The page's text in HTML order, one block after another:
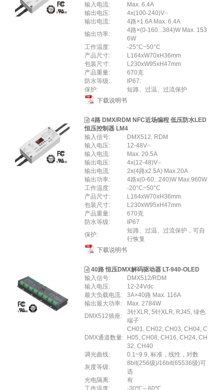
输入电流:
Max. 6.4A
输出电压:
4x(100-240)V⎓
输出电流:
4路×1.6A Max. 6.4A
输出功率:
4路×(0-160...384)W Max. 153
6W
工作温度:
-25°C~50°C
产品尺寸:
L164xW70xH36mm
包装尺寸:
L230xW95xH47mm
产品重量:
670克
防水等级:
IP67:
保护:
短路、过温、过流保护
下载说明书
4路 DMX/RDM NFC近场编程 低压防水LED
恒压控制器 LM4
输入信号:
DMX512, RDM
输入电压:
12-48V⎓
输入电流:
Max. 20.5A
输出电压:
4x(12-48)V⎓
输出电流:
2x(4路x2.5A) Max.20A
输出功率:
4路x(0-60...240)W Max.960W
工作温度:
-20°C~50°C
产品尺寸:
L164xW70xH36mm
包装尺寸:
L230xW95xH47mm
产品重量:
670克
防水等级:
IP67
保护:
短路、过温、过流保护，可自
行恢复
下载说明书
40路 恒压DMX解码驱动器 LT-940-OLED
输入信号:
DMX512/RDM
输入电压:
12-24Vdc
最大负载电流:
3A×40路 Max. 116A
输出最大功率:
Max. 2784W
DMX512插座:
3针XLR, 5针XLR, RJ45, 绿色
端子
DMX通道数量:
CH01, CH02, CH03, CH04, C
H05, CH08, CH16, CH24, CH
32, CH40
调光曲线:
0.1~9.9, 标准，线性，对数
灰度等级:
8bit(256级)/16bit(65536级)可
选
光电隔离:
有
工作温度:
-30℃～60℃